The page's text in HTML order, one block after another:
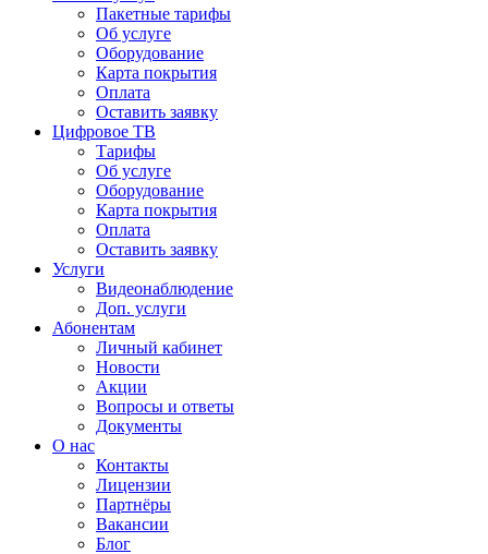
Пакетные тарифы
Об услуге
Оборудование
Карта покрытия
Оплата
Оставить заявку
Цифровое ТВ
Тарифы
Об услуге
Оборудование
Карта покрытия
Оплата
Оставить заявку
Услуги
Видеонаблюдение
Доп. услуги
Абонентам
Личный кабинет
Новости
Акции
Вопросы и ответы
Документы
О нас
Контакты
Лицензии
Партнёры
Вакансии
Блог